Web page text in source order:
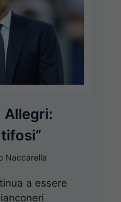
Allegri:
Naccarella
a essere